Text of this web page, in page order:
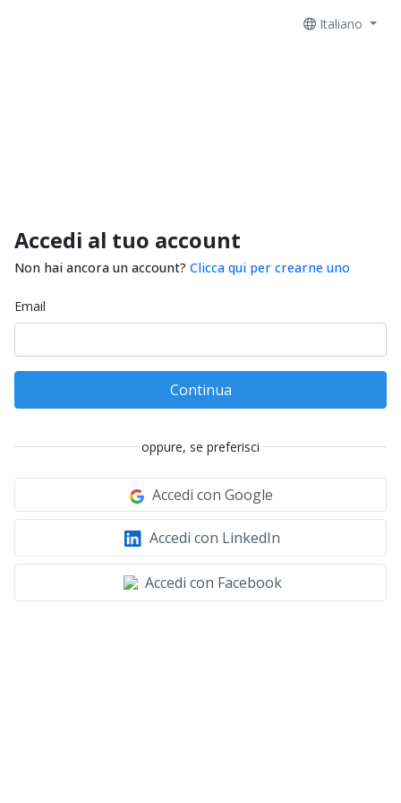
Italiano
Accedi al tuo account
Non hai ancora un account? Clicca qui per crearne uno
Email
Continua
oppure, se preferisci
Accedi con Google
Accedi con LinkedIn
Accedi con Facebook